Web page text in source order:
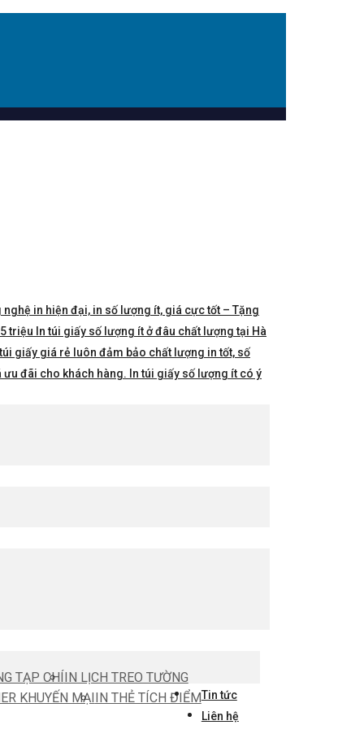
in hiện đại, in số lượng ít, giá cực tốt – Tặng
triệu In túi giấy số lượng ít ở đâu chất lượng tại Hà
giấy giá rẻ luôn đảm bảo chất lượng in tốt, số
đãi cho khách hàng. In túi giấy số lượng ít có ý
TẠP CHÍIN LỊCH TREO TƯỜNG
KHUYẾN MẠIIN THẺ TÍCH ĐIỂMTin tức
Liên hệ